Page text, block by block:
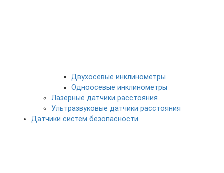
Двухосевые инклинометры
Одноосевые инклинометры
Лазерные датчики расстояния
Ультразвуковые датчики расстояния
Датчики систем безопасности